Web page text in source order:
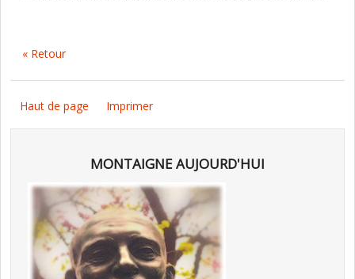
« Retour
Haut de page Imprimer
MONTAIGNE AUJOURD'HUI